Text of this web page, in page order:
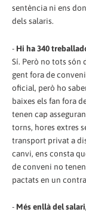
sentència ni ens
dels salaris.
- Hi ha 340
Sí. Però no tots són
gent fora de
oficial, però ho
baixes els fan fora
tenen cap
torns, hores extres
transport privat a
canvi, ens consta
de conveni no
pactats en un
- Més enllà del